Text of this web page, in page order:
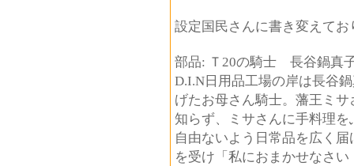
設定国民さんに書き変えてお
部品: Ｔ20の騎士 長谷鍋真
D.I.N日用品工場の岸は長谷
げたお母さん騎士。藩王ミ
知らず、ミサさんに手料理
自由ないよう日常品を広く
を受け「私におまかせなさ